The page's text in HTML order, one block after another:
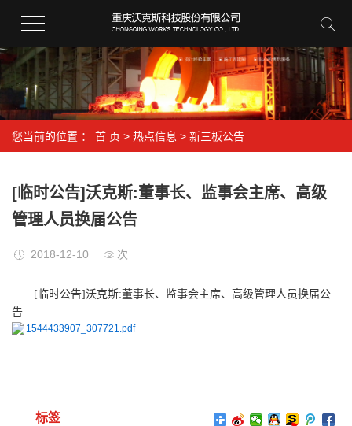
您当前的位置 ： 首 页 > 热点信息 > 新三板公告
[临时公告]沃克斯:董事长、监事会主席、高级
管理人员换届公告
2018-12-10 次
[临时公告]沃克斯:董事长、监事会主席、高级管理人员换届公
告
1544433907_307721.pdf
标签